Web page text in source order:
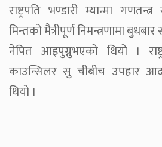
राष्ट्रपति भण्डारी म्यान्मा
मिन्तको मैत्रीपूर्ण निमन्त्रणामा
नेपित आइपुग्नुभएको थियो ।
काउन्सिलर सु चीबीच उपहार
थियो ।